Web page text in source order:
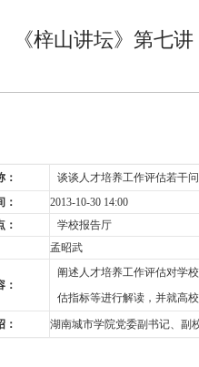
《梓山讲坛》第七
：
谈谈人才培养工作评估若干
：
2013-10-30 14:00
：
学校报告厅
孟昭武
：
阐述人才培养工作评估对学
估指标等进行解读，并就高
： 湖南城市学院党委副书记、副